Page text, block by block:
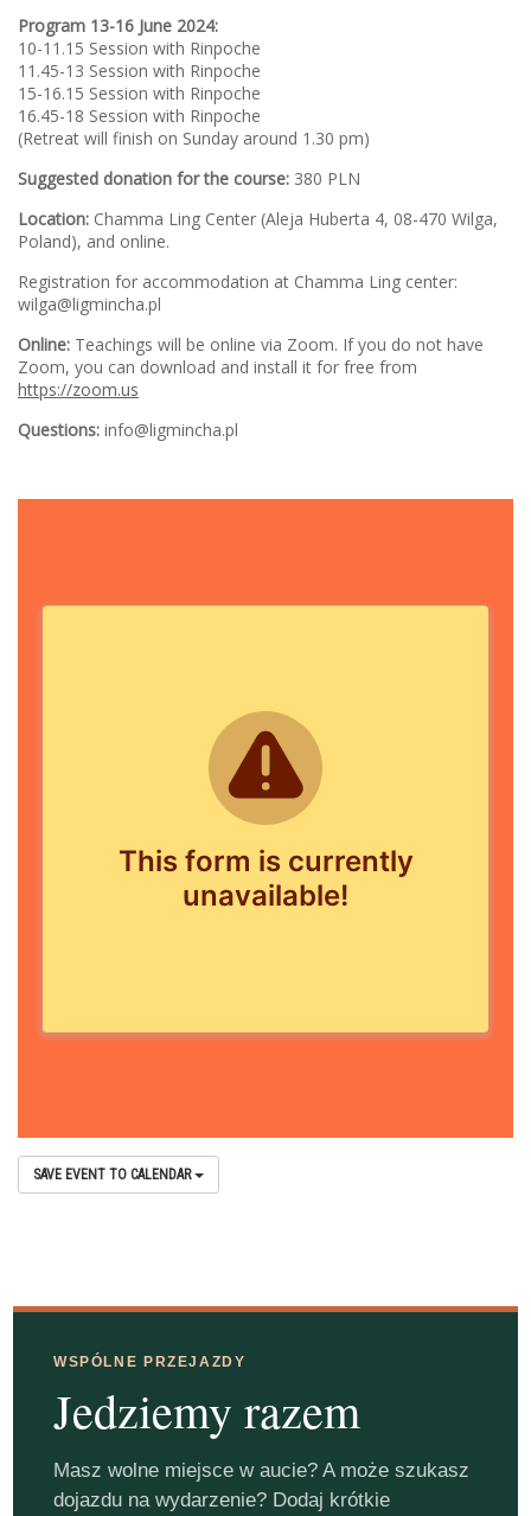
Program 13-16 June 2024:
10-11.15 Session with Rinpoche
11.45-13 Session with Rinpoche
15-16.15 Session with Rinpoche
16.45-18 Session with Rinpoche
(Retreat will finish on Sunday around 1.30 pm)
Suggested donation for the course: 380 PLN
Location: Chamma Ling Center (Aleja Huberta 4, 08-470 Wilga,
Poland), and online.
Registration for accommodation at Chamma Ling center:
wilga@ligmincha.pl
Online: Teachings will be online via Zoom. If you do not have
Zoom, you can download and install it for free from
https://zoom.us
Questions: info@ligmincha.pl
SAVE EVENT TO CALENDAR
WSPÓLNE PRZEJAZDY
Jedziemy razem
Masz wolne miejsce w aucie? A może szukasz
dojazdu na wydarzenie? Dodaj krótkie